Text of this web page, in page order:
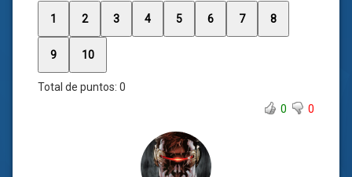
1 2 3 4 5 6 7 8
9 10
Total de puntos: 0
0
0